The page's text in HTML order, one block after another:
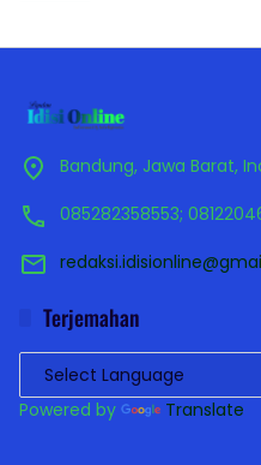
Bandung, Jawa Barat,
085282358553;
Terjemahan
Powered by Translate